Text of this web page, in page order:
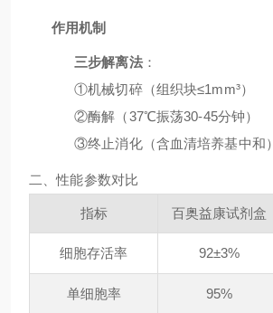
作用机制
三步解离法：
①机械切碎（组织块≤1mm³）
②酶解（37℃振荡30-45分钟）
③终止消化（含血清培养基中和）
二、性能参数对比
指标 百奥益康试剂盒
细胞存活率 92±3%
单细胞率 95%